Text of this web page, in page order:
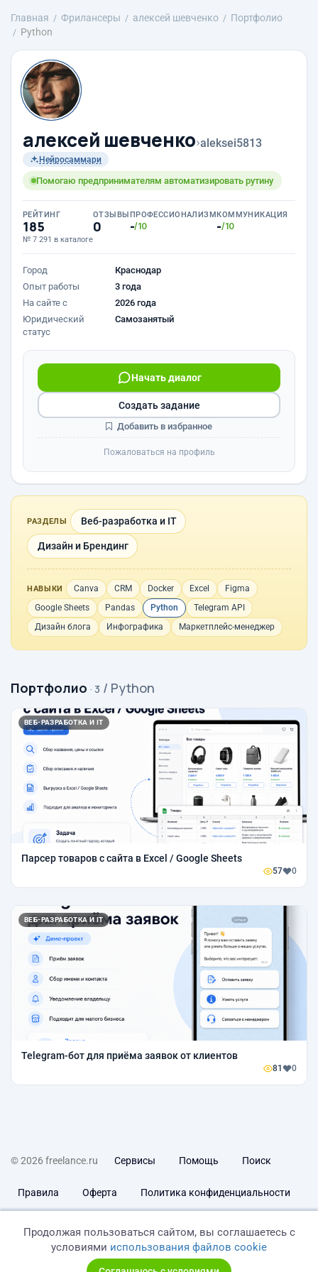
Главная Фрилансеры алексей шевченко
Портфолио
Python
алексей шевченко›aleksei5813
Нейросаммари
Помогаю предпринимателям автоматизировать рутину
РЕЙТИНГ
185
№ 7 291 в каталоге
ОТЗЫВЫ
0
ПРОФЕССИОНАЛИЗМ
-/10
КОММУНИКАЦИЯ
-/10
Город
Краснодар
Опыт работы
3 года
На сайте с
2026 года
Юридический
статус
Самозанятый
Начать диалог
Создать задание
Добавить в избранное
Пожаловаться на профиль
РАЗДЕЛЫ Веб-разработка и IT
Дизайн и Брендинг
НАВЫКИ Canva CRM Docker Excel
Figma
Google Sheets
Pandas Python
Telegram API
Дизайн блога
Инфографика Маркетплейс-менеджер
Портфолио · 3 / Python
ВЕБ-РАЗРАБОТКА И IT
Парсер товаров с сайта в Excel / Google Sheets
57 0
ВЕБ-РАЗРАБОТКА И IT
Telegram-бот для приёма заявок от клиентов
81 0
© 2026 freelance.ru Сервисы Помощь Поиск
Правила Оферта Политика конфиденциальности
Продолжая пользоваться сайтом, вы соглашаетесь с
условиями использования файлов cookie